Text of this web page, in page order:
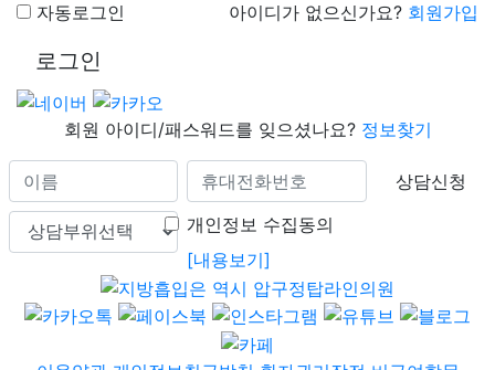
자동로그인 아이디가 없으신가요? 회원가입
로그인
회원 아이디/패스워드를 잊으셨나요? 정보찾기
개인정보 수집동의
[내용보기]
상담신청